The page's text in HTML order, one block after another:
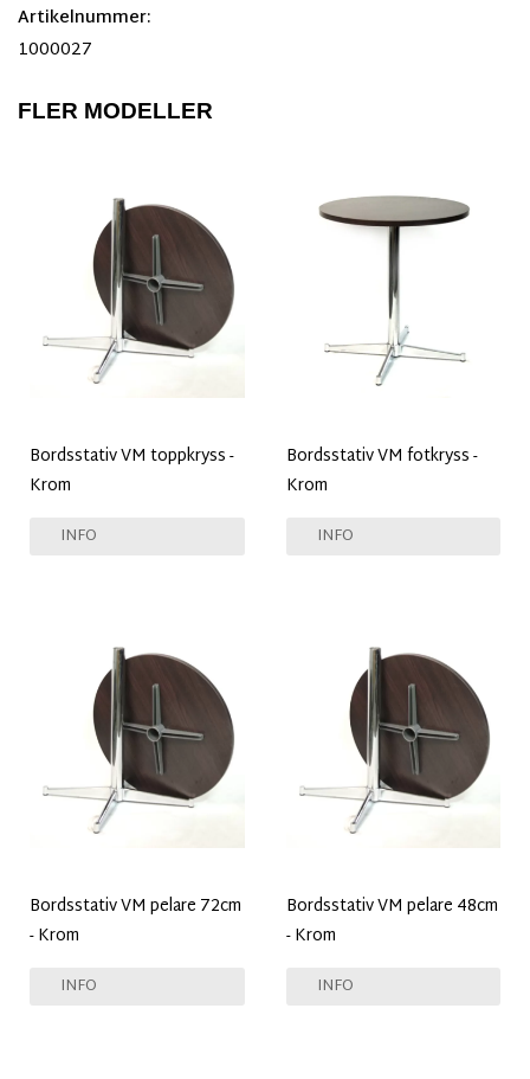
Artikelnummer:
1000027
FLER MODELLER
Bordsstativ VM toppkryss -
Krom
INFO
Bordsstativ VM fotkryss -
Krom
INFO
Bordsstativ VM pelare 72cm
- Krom
INFO
Bordsstativ VM pelare 48cm
- Krom
INFO